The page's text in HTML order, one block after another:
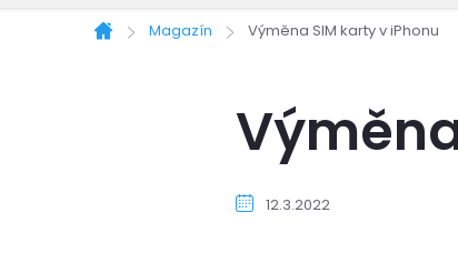
Domů
Magazín Výměna SIM karty v iPhonu
12.3.2022